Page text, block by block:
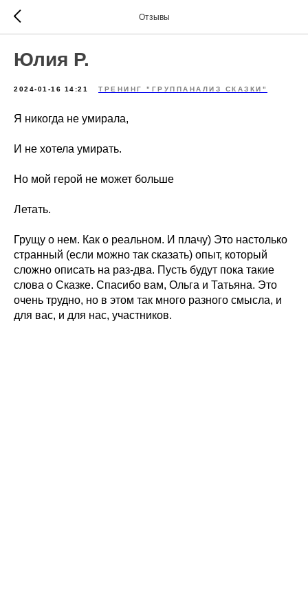
Отзывы
Юлия Р.
2024-01-16 14:21 ТРЕНИНГ "ГРУППАНАЛИЗ СКАЗКИ"
Я никогда не умирала,
И не хотела умирать.
Но мой герой не может больше
Летать.
Грущу о нем. Как о реальном. И плачу) Это настолько
странный (если можно так сказать) опыт, который
сложно описать на раз-два. Пусть будут пока такие
слова о Сказке. Спасибо вам, Ольга и Татьяна. Это
очень трудно, но в этом так много разного смысла, и
для вас, и для нас, участников.